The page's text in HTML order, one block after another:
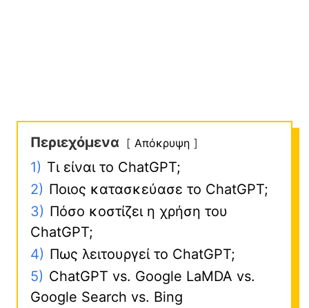
Περιεχόμενα Απόκρυψη
1) Τι είναι το ChatGPT;
2) Ποιος κατασκεύασε το ChatGPT;
3) Πόσο κοστίζει η χρήση του
ChatGPT;
4) Πως λειτουργεί το ChatGPT;
5) ChatGPT vs. Google LaMDA vs.
Google Search vs. Bing